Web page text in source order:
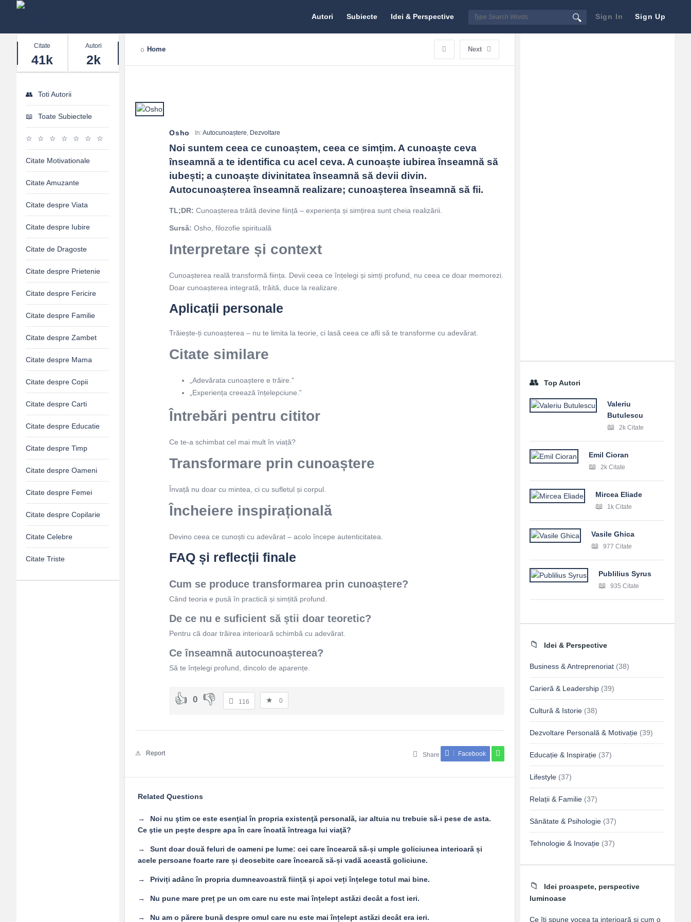
Sign In Sign Up
Citate.ro
Autori Subiecte Idei & Perspective
Home Next
Osho In:Autocunoaștere, Dezvoltare
Noi suntem ceea ce cunoaștem, ceea ce simțim. A cunoaște ceva
înseamnă a te identifica cu acel ceva. A cunoaște iubirea înseamnă să
iubești; a cunoaște divinitatea înseamnă să devii divin.
Autocunoașterea înseamnă realizare; cunoașterea înseamnă să fii.
TL;DR: Cunoașterea trăită devine ființă – experiența și simțirea sunt cheia realizării.
Sursă: Osho, filozofie spirituală
Interpretare și context
Cunoașterea reală transformă ființa. Devii ceea ce înțelegi și simți profund, nu ceea ce doar memorezi.
Doar cunoașterea integrată, trăită, duce la realizare.
Aplicații personale
Trăiește-ți cunoașterea – nu te limita la teorie, ci lasă ceea ce afli să te transforme cu adevărat.
Citate similare
„Adevărata cunoaștere e trăire.”
„Experiența creează înțelepciune.”
Întrebări pentru cititor
Ce te-a schimbat cel mai mult în viață?
Transformare prin cunoaștere
Învață nu doar cu mintea, ci cu sufletul și corpul.
Încheiere inspirațională
Devino ceea ce cunoști cu adevărat – acolo începe autenticitatea.
FAQ și reflecții finale
Cum se produce transformarea prin cunoaștere?
Când teoria e pusă în practică și simțită profund.
De ce nu e suficient să știi doar teoretic?
Pentru că doar trăirea interioară schimbă cu adevărat.
Ce înseamnă autocunoașterea?
Să te înțelegi profund, dincolo de aparențe.
0 116 0
Share Facebook
Report
Related Questions
Noi nu ştim ce este esenţial în propria existenţă personală, iar altuia nu trebuie să-i pese de asta.
Ce ştie un peşte despre apa în care înoată întreaga lui viaţă?
Sunt doar două feluri de oameni pe lume: cei care încearcă să-și umple goliciunea interioară și
acele persoane foarte rare și deosebite care încearcă să-și vadă această goliciune.
Priviți adânc în propria dumneavoastră ființă și apoi veți înțelege totul mai bine.
Nu pune mare preț pe un om care nu este mai înțelept astăzi decât a fost ieri.
Nu am o părere bună despre omul care nu este mai înțelept astăzi decât era ieri.
Top Autori
Valeriu
Butulescu
2k Citate
Emil Cioran
2k Citate
Mircea Eliade
1k Citate
Vasile Ghica
977 Citate
Publilius Syrus
935 Citate
Idei & Perspective
Business & Antreprenoriat (38)
Carieră & Leadership (39)
Cultură & Istorie (38)
Dezvoltare Personală & Motivație (39)
Educație & Inspirație (37)
Lifestyle (37)
Relații & Familie (37)
Sănătate & Psihologie (37)
Tehnologie & Inovație (37)
Idei proaspete, perspective
luminoase
Ce îți spune vocea ta interioară și cum o
Stats
Citate
41k
Autori
2k
Toti Autorii
Toate Subiectele
Citate Motivationale
Citate Amuzante
Citate despre Viata
Citate despre Iubire
Citate de Dragoste
Citate despre Prietenie
Citate despre Fericire
Citate despre Familie
Citate despre Zambet
Citate despre Mama
Citate despre Copii
Citate despre Carti
Citate despre Educatie
Citate despre Timp
Citate despre Oameni
Citate despre Femei
Citate despre Copilarie
Citate Celebre
Citate Triste